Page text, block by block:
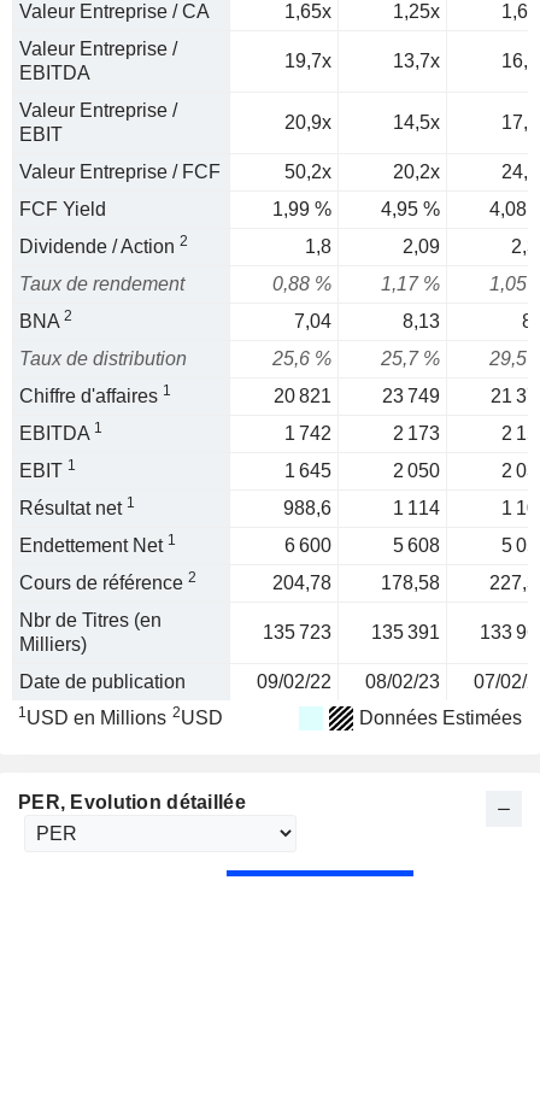
Valeur Entreprise / CA
1,65x 1,25x
Valeur Entreprise /
EBITDA
19,7x 13,7x
Valeur Entreprise /
EBIT
20,9x 14,5x
Valeur Entreprise / FCF 50,2x 20,2x
FCF Yield
1,99 % 4,95 %
4,08
Dividende / Action 2 1,8 2,09
Taux de rendement
0,88 % 1,17 %
1,05
BNA 2 7,04 8,13
Taux de distribution
25,6 % 25,7 %
29,5
Chiffre d'affaires 1 20 821 23 749
21
EBITDA 1 1 742 2 173
2
EBIT 1 1 645 2 050
2
Résultat net 1 988,6 1 114
1
Endettement Net 1 6 600 5 608
5
Cours de référence 2 204,78 178,58
Nbr de Titres (en
Milliers)
135 723 135 391 133
Date de publication 09/02/22 08/02/23 07/02/
1USD en Millions 2USD Données Estimées
PER, Evolution détaillée